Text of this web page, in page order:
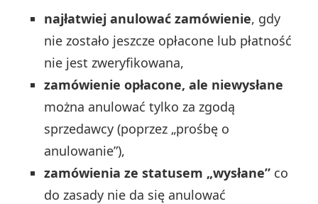
najłatwiej anulować zamówienie, gdy
nie zostało jeszcze opłacone lub płatność
nie jest zweryfikowana,
zamówienie opłacone, ale niewysłane
można anulować tylko za zgodą
sprzedawcy (poprzez „prośbę o
anulowanie”),
zamówienia ze statusem „wysłane” co
do zasady nie da się anulować